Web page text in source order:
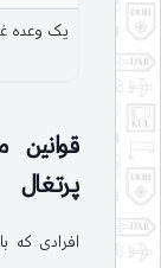
یک وعده
قوانین
پرتغال
افرادی که